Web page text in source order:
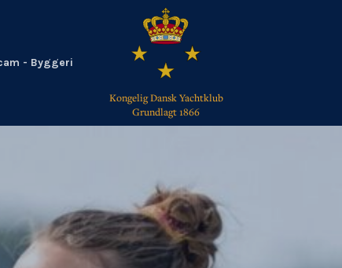
- Byggeri
Kongelig Dansk Yachtklub
Grundlagt 1866